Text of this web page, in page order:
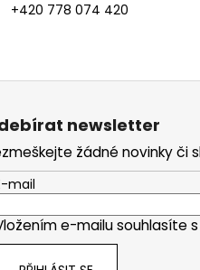
+420 778 074 420
newsletter
žádné novinky či
mail
e-mailu souhlasíte s